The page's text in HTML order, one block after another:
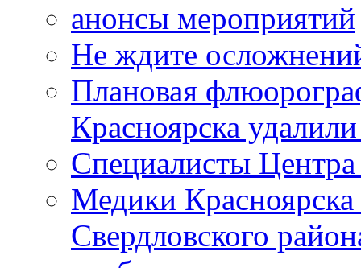
анонсы мероприятий
Не ждите
Плановая
Красноярска
Специалисты
Медики
Свердловского